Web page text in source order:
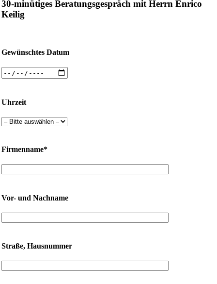
30-minütiges Beratungsgespräch mit Herrn Enrico
Keilig
Gewünschtes Datum
Uhrzeit
Firmenname*
Vor- und Nachname
Straße, Hausnummer